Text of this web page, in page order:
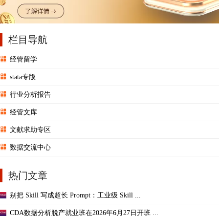
栏目导航
经管留学
stata专版
行业分析报告
经管文库
文献求助专区
数据交流中心
热门文章
别把 Skill 写成超长 Prompt：工业级 Skill ...
CDA数据分析脱产就业班在2026年6月27日开班 ...